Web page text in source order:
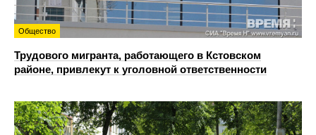
Общество
Трудового мигранта, работающего в Кстовском
районе, привлекут к уголовной ответственности